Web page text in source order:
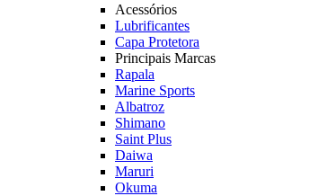
Acessórios
Lubrificantes
Capa Protetora
Principais Marcas
Rapala
Marine Sports
Albatroz
Shimano
Saint Plus
Daiwa
Maruri
Okuma